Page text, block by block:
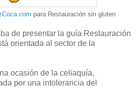
.com para Restauración sin gluten
de presentar la guía Restauración
orientada al sector de la
ocasión de la celiaquía,
por una intolerancia del